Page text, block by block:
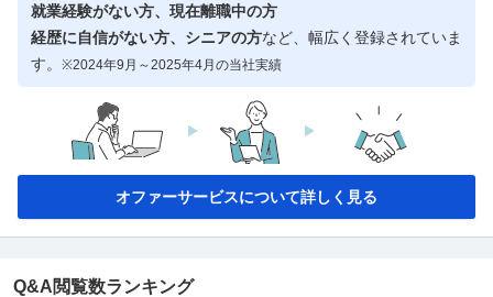
就業経験がない方、現在離職中の方
経歴に自信がない方、シニアの方など、幅広く登録されていま
す。 ※2024年9月～2025年4月の当社実績
オファーサービスについて詳しく見る
Q&A閲覧数ランキング